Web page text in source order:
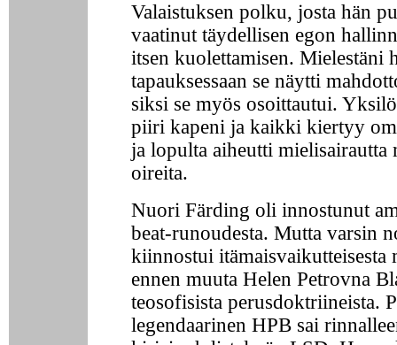
Valaistuksen polku, josta hän
vaatinut täydellisen egon
itsen kuolettamisen. Mielestäni
tapauksessaan se näytti
siksi se myös osoittautui.
piiri kapeni ja kaikki kiertyy
ja lopulta aiheutti mielisairautta
oireita.
Nuori Färding oli innostunut
beat-runoudesta. Mutta varsin
kiinnostui itämaisvaikutteisesta
ennen muuta Helen Petrovna
teosofisista perusdoktriineista.
legendaarinen HPB sai